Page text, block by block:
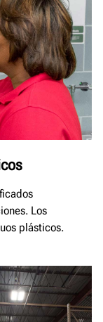
Los
plásticos.